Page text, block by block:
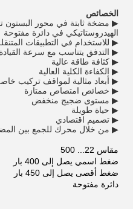
الخصائص
▶ مضخة ثابتة في محور البستون
الهيدروستاتيكي في دائرة مفتوحة
▶ للاستخدام في التطبيقات المتنقلة
▶ التدفق يتناسب مع سرعة
▶ كثافة طاقة عالية
▶ الكفاءة الكلية العالية
▶ أبعاد مثالية لمواقف تركيب
▶ خصائص امتصاص ممتازة
▶ مستوى ضجيج منخفض
▶ حياة طويلة
▶ تصميم اقتصادي
▶ من خلال محرك للجمع بين
مقاس 22... 500
ضغط اسمي يصل إلى 400 بار
ضغط أقصى يصل إلى 450 بار
دائرة مفتوحة